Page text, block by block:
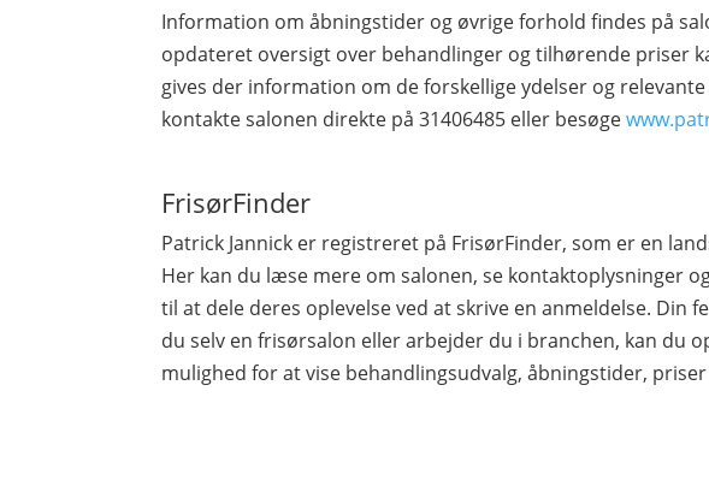
Information om åbningstider og øvrige forhold findes på
opdateret oversigt over behandlinger og tilhørende priser
gives der information om de forskellige ydelser og
kontakte salonen direkte på 31406485 eller besøge
FrisørFinder
Patrick Jannick er registreret på FrisørFinder, som er en
Her kan du læse mere om salonen, se kontaktoplysninger
til at dele deres oplevelse ved at skrive en anmeldelse.
du selv en frisørsalon eller arbejder du i branchen, kan du
mulighed for at vise behandlingsudvalg, åbningstider,